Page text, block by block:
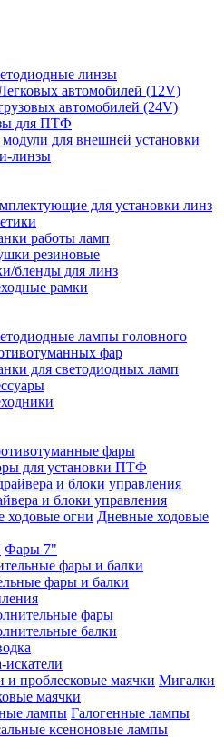
линзы
автомобилей (12V)
автомобилей (24V)
для ПТФ
для внешней установки
линзы
для установки линз
работы ламп
резиновые
бленды для линз
рамки
лампы головного
фар
для светодиодных ламп
фары
для установки ПТФ
и блоки управления
Дневные ходовые
Фары 7"
фары и балки
фары
балки
искатели
Мигалки
маячки
Галогенные лампы